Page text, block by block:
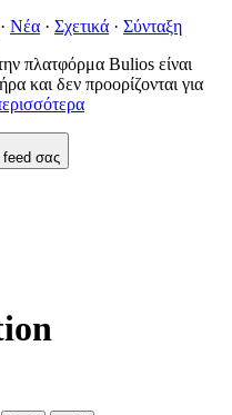
· Νέα · Σχετικά · Σύνταξη
πλατφόρμα Bulios είναι
και δεν προορίζονται για
feed σας